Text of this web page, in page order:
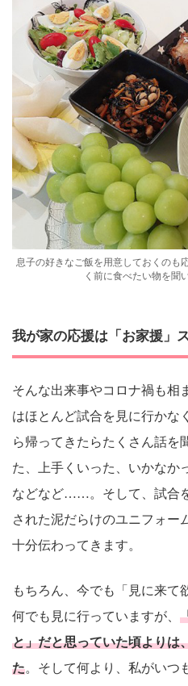
息子の好きなご飯を用意しておくのも
く前に食べたい物を聞
我が家の応援は「お家援」
そんな出来事やコロナ禍も相
はほとんど試合を見に行かな
ら帰ってきたらたくさん話を
た、上手くいった、いかなか
などなど……。そして、試合
された泥だらけのユニフォー
十分伝わってきます。
もちろん、今でも「見に来て
何でも見に行っていますが、
と」だと思っていた頃よりは
た。そして何より、私がいつ